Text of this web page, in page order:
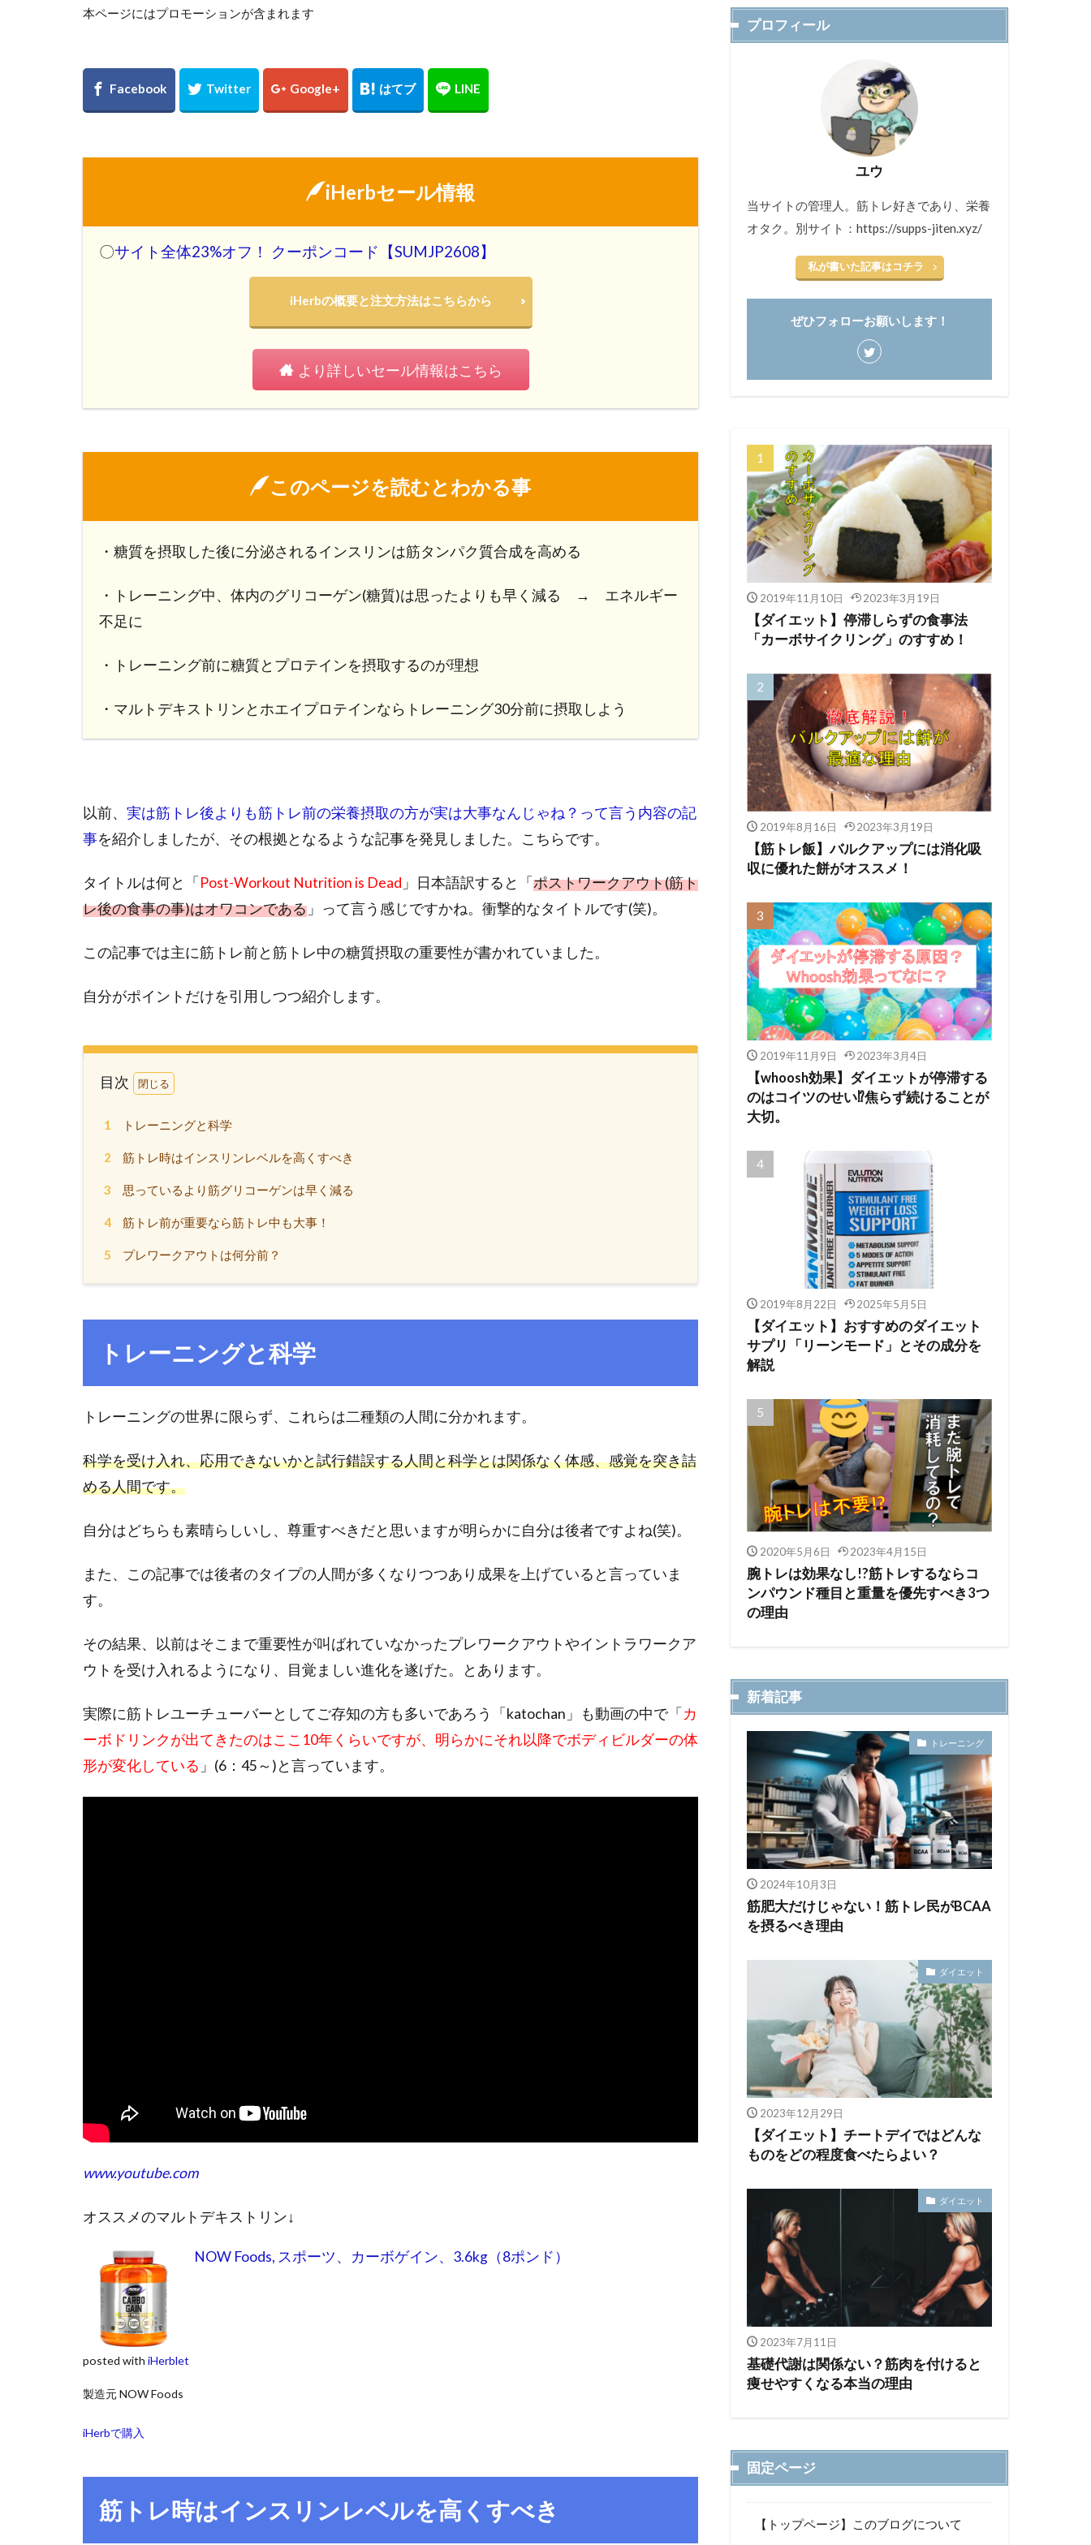
本ページにはプロモーションが含まれます
iHerbセール情報
〇サイト全体23%オフ！ クーポンコード【SUMJP2608】
iHerbの概要と注文方法はこちらから
より詳しいセール情報はこちら
このページを読むとわかる事
・糖質を摂取した後に分泌されるインスリンは筋タンパク質合成を高める
・トレーニング中、体内のグリコーゲン(糖質)は思ったよりも早く減る → エネルギー
不足に
・トレーニング前に糖質とプロテインを摂取するのが理想
・マルトデキストリンとホエイプロテインならトレーニング30分前に摂取しよう
以前、 実は筋トレ後よりも筋トレ前の栄養摂取の方が実は大事なんじゃね？って言う内容の記
事を紹介しましたが、その根拠となるような記事を発見しました。こちらです。
タイトルは何と「 Post-Workout Nutrition is Dead 」日本語訳すると「 ポストワークアウト(筋ト
レ後の食事の事)はオワコンである 」って言う感じですかね。衝撃的なタイトルです(笑)。
この記事では主に筋トレ前と筋トレ中の糖質摂取の重要性が書かれていました。
自分がポイントだけを引用しつつ紹介します。
目次
1 トレーニングと科学
2 筋トレ時はインスリンレベルを高くすべき
3 思っているより筋グリコーゲンは早く減る
4 筋トレ前が重要なら筋トレ中も大事！
5 プレワークアウトは何分前？
トレーニングと科学
トレーニングの世界に限らず、これらは二種類の人間に分かれます。
科学を受け入れ、応用できないかと試行錯誤する人間と科学とは関係なく体感、感覚を突き詰
める人間です。
自分はどちらも素晴らしいし、尊重すべきだと思いますが明らかに自分は後者ですよね(笑)。
また、この記事では後者のタイプの人間が多くなりつつあり成果を上げていると言っていま
す。
その結果、以前はそこまで重要性が叫ばれていなかったプレワークアウトやイントラワークア
ウトを受け入れるようになり、目覚ましい進化を遂げた。とあります。
実際に筋トレユーチューバーとしてご存知の方も多いであろう「katochan」も動画の中で「 カ
ーボドリンクが出てきたのはここ10年くらいですが、明らかにそれ以降でボディビルダーの体
形が変化している 」(6：45～)と言っています。
www.youtube.com
オススメのマルトデキストリン↓
NOW Foods, スポーツ、カーボゲイン、3.6kg（8ポンド）
posted with iHerblet
製造元 NOW Foods
iHerbで購入
筋トレ時はインスリンレベルを高くすべき
プロフィール
ユウ
当サイトの管理人。筋トレ好きであり、栄養
オタク。別サイト：https://supps-jiten.xyz/
私が書いた記事はコチラ
ぜひフォローお願いします！
2019年11月10日 2023年3月19日
【ダイエット】停滞しらずの食事法
「カーボサイクリング」のすすめ！
2019年8月16日 2023年3月19日
【筋トレ飯】バルクアップには消化吸
収に優れた餅がオススメ！
2019年11月9日 2023年3月4日
【whoosh効果】ダイエットが停滞する
のはコイツのせい⁉焦らず続けることが
大切。
2019年8月22日 2025年5月5日
【ダイエット】おすすめのダイエット
サプリ「リーンモード」とその成分を
解説
2020年5月6日 2023年4月15日
腕トレは効果なし!?筋トレするならコ
ンパウンド種目と重量を優先すべき3つ
の理由
新着記事
トレーニング
2024年10月3日
筋肥大だけじゃない！筋トレ民がBCAA
を摂るべき理由
ダイエット
2023年12月29日
【ダイエット】チートデイではどんな
ものをどの程度食べたらよい？
ダイエット
2023年7月11日
基礎代謝は関係ない？筋肉を付けると
痩せやすくなる本当の理由
固定ページ
【トップページ】このブログについて